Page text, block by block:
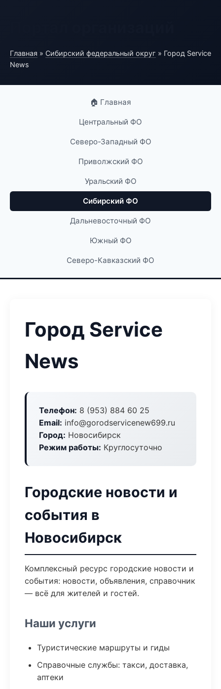
Главная » Сибирский федеральный округ » Город Service
News
🏠 Главная
Центральный ФО
Северо-Западный ФО
Приволжский ФО
Уральский ФО
Сибирский ФО
Дальневосточный ФО
Южный ФО
Северо-Кавказский ФО
Город Service
News
Телефон: 8 (953) 884 60 25
Email: info@gorodservicenew699.ru
Город: Новосибирск
Режим работы: Круглосуточно
Городские новости и
события в
Новосибирск
Комплексный ресурс городские новости и
события: новости, объявления, справочник
— всё для жителей и гостей.
Наши услуги
Туристические маршруты и гиды
Справочные службы: такси, доставка,
аптеки